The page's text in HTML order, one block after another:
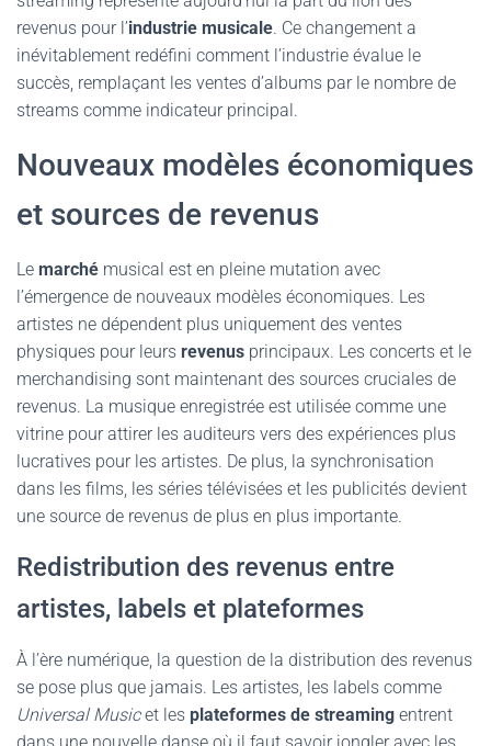
revenus pour l’industrie musicale. Ce changement a
inévitablement redéfini comment l’industrie évalue le
succès, remplaçant les ventes d’albums par le nombre de
streams comme indicateur principal.
Nouveaux modèles économiques
et sources de revenus
Le marché musical est en pleine mutation avec
l’émergence de nouveaux modèles économiques. Les
artistes ne dépendent plus uniquement des ventes
physiques pour leurs revenus principaux. Les concerts et le
merchandising sont maintenant des sources cruciales de
revenus. La musique enregistrée est utilisée comme une
vitrine pour attirer les auditeurs vers des expériences plus
lucratives pour les artistes. De plus, la synchronisation
dans les films, les séries télévisées et les publicités devient
une source de revenus de plus en plus importante.
Redistribution des revenus entre
artistes, labels et plateformes
À l’ère numérique, la question de la distribution des revenus
se pose plus que jamais. Les artistes, les labels comme
Universal Musicet les plateformes de streaming entrent